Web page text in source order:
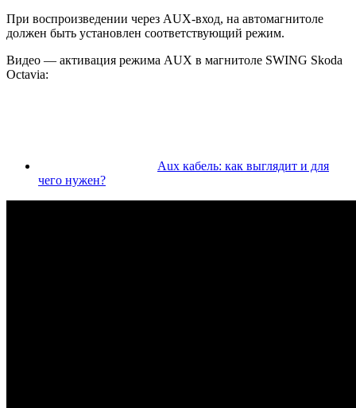
При воспроизведении через AUX-вход, на автомагнитоле
должен быть установлен соответствующий режим.
Видео — активация режима AUX в магнитоле SWING Skoda
Octavia:
Aux кабель: как выглядит и для
чего нужен?